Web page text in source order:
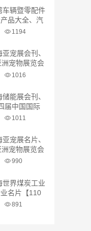
车辆暨零配件
品大全、汽
部件1194
宠展会刊、
宠物展览会
1016
能展会刊、
届中国国际
参展商名录
1011
宠展名片、
宠物展览会
1560张】
990
世界煤炭工业
名片【110
891